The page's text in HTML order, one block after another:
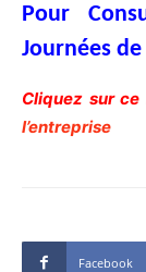
Pour
Journées de
Cliquez sur ce
l’entreprise
Facebook